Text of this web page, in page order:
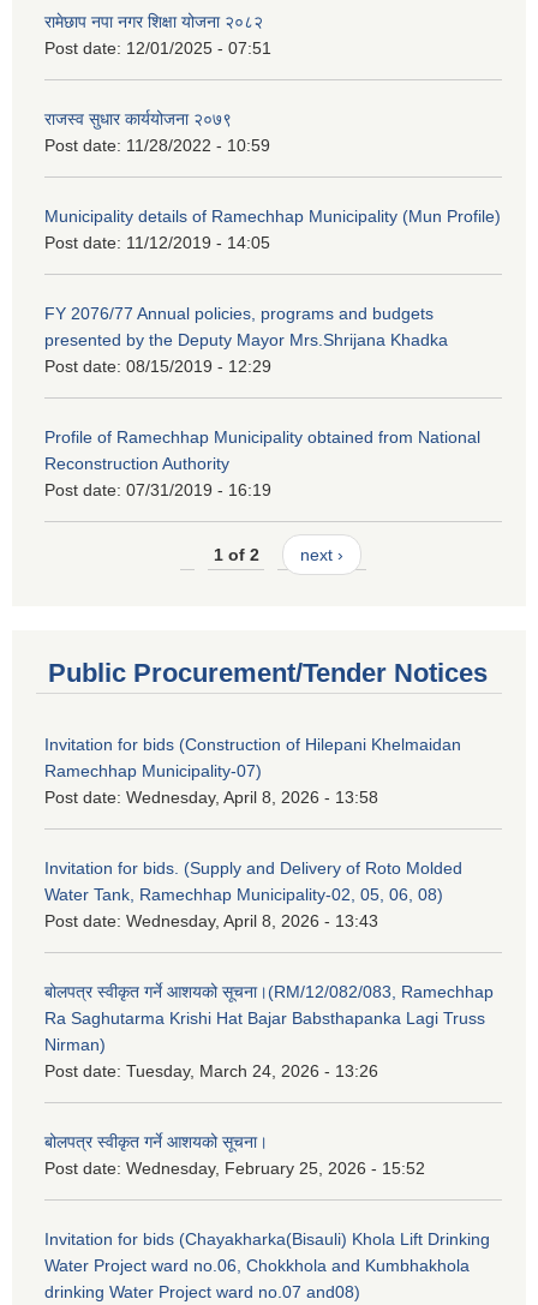
रामेछाप नपा नगर शिक्षा योजना २०८२
Post date: 12/01/2025 - 07:51
राजस्व सुधार कार्ययोजना २०७९
Post date: 11/28/2022 - 10:59
Municipality details of Ramechhap Municipality (Mun Profile)
Post date: 11/12/2019 - 14:05
FY 2076/77 Annual policies, programs and budgets
presented by the Deputy Mayor Mrs.Shrijana Khadka
Post date: 08/15/2019 - 12:29
Profile of Ramechhap Municipality obtained from National
Reconstruction Authority
Post date: 07/31/2019 - 16:19
1 of 2 next ›
Public Procurement/Tender Notices
Invitation for bids (Construction of Hilepani Khelmaidan
Ramechhap Municipality-07)
Post date: Wednesday, April 8, 2026 - 13:58
Invitation for bids. (Supply and Delivery of Roto Molded
Water Tank, Ramechhap Municipality-02, 05, 06, 08)
Post date: Wednesday, April 8, 2026 - 13:43
बोलपत्र स्वीकृत गर्ने आशयको सूचना।(RM/12/082/083, Ramechhap
Ra Saghutarma Krishi Hat Bajar Babsthapanka Lagi Truss
Nirman)
Post date: Tuesday, March 24, 2026 - 13:26
बोलपत्र स्वीकृत गर्ने आशयको सूचना।
Post date: Wednesday, February 25, 2026 - 15:52
Invitation for bids (Chayakharka(Bisauli) Khola Lift Drinking
Water Project ward no.06, Chokkhola and Kumbhakhola
drinking Water Project ward no.07 and08)